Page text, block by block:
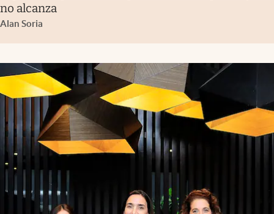
no alcanza
Alan Soria